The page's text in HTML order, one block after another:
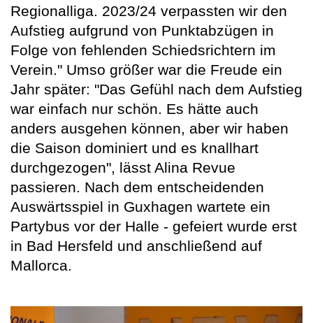
Regionalliga. 2023/24 verpassten wir den
Aufstieg aufgrund von Punktabzügen in
Folge von fehlenden Schiedsrichtern im
Verein." Umso größer war die Freude ein
Jahr später: "Das Gefühl nach dem Aufstieg
war einfach nur schön. Es hätte auch
anders ausgehen können, aber wir haben
die Saison dominiert und es knallhart
durchgezogen", lässt Alina Revue
passieren. Nach dem entscheidenden
Auswärtsspiel in Guxhagen wartete ein
Partybus vor der Halle - gefeiert wurde erst
in Bad Hersfeld und anschließend auf
Mallorca.